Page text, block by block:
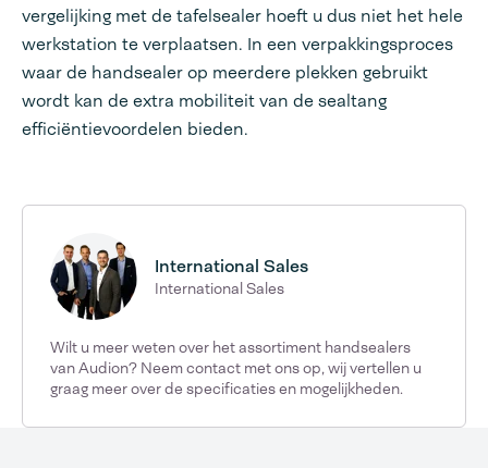
vergelijking met de tafelsealer hoeft u dus niet het hele
werkstation te verplaatsen. In een verpakkingsproces
waar de handsealer op meerdere plekken gebruikt
wordt kan de extra mobiliteit van de sealtang
efficiëntievoordelen bieden.
International Sales
International Sales
Wilt u meer weten over het assortiment handsealers
van Audion? Neem contact met ons op, wij vertellen u
graag meer over de specificaties en mogelijkheden.